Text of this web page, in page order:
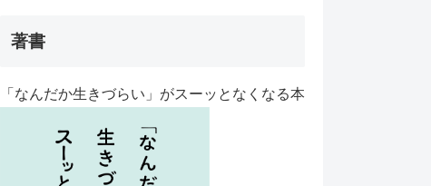
著書
「なんだか生きづらい」がスーッとなくなる本